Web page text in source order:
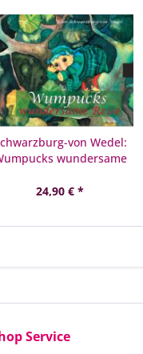
von Wedel:
wundersame
24,90 € *
Service